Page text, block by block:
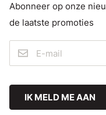
Abonneer op onze
de laatste promoties
IK MELD ME AAN